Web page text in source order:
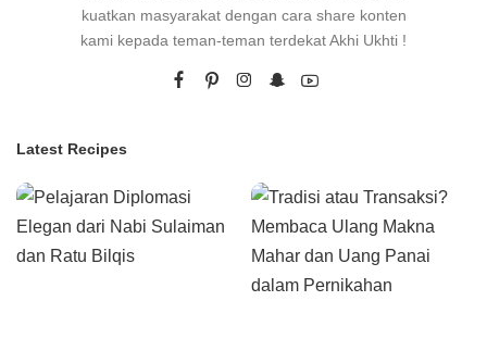
kuatkan masyarakat dengan cara share konten
kami kepada teman-teman terdekat Akhi Ukhti !
Latest Recipes